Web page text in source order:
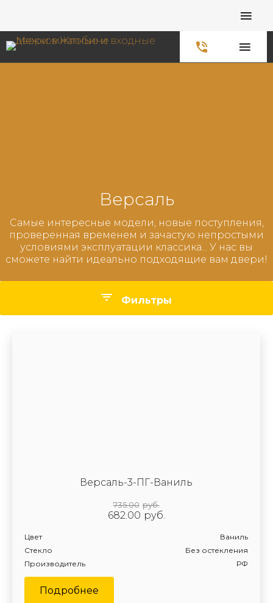
Главная Двери межкомнатные Vinyl
Версаль
Самые интересные модели, новые поступления,
проверенная временем и зачастую непростыми
условиями эксплуатации классика... У нас вы
сможете найти идеально подходящие вам двери!
Фильтры
Версаль-3-ПГ-Ваниль
руб.
735.00
руб.
682.00
Цвет Ваниль
Производитель РФ
Стекло Без остекления
Подробнее